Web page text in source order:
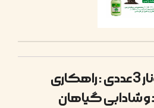
کود خانگی پرتونار 3 عددی : راهکاری
شادابی گیاهان